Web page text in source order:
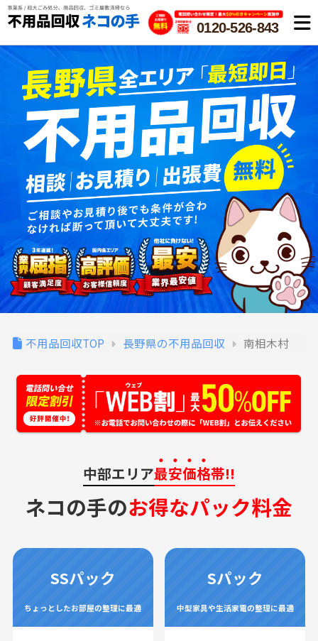
0120-526-843
不用品回収TOP 長野県の不用品回収 南相木村
中部エリア最安価格帯!!
ネコの手のお得なパック料金
SSパック
ちょっとしたお部屋の整理に最適
Sパック
中型家具や生活家電の整理に最適